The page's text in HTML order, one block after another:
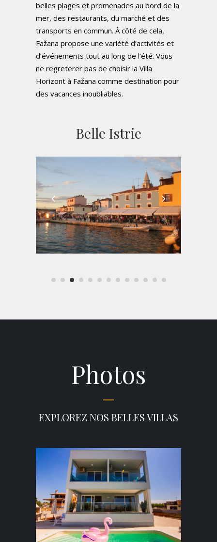
belles plages et promenades au bord de la
mer, des restaurants, du marché et des
transports en commun. À côté de cela,
Fažana propose une variété d’activités et
d’événements tout au long de l’été. Vous
ne regreterer pas de choisir la Villa
Horizont à Fažana comme destination pour
des vacances inoubliables.
Belle Istrie
Photos
EXPLOREZ NOS BELLES VILLAS